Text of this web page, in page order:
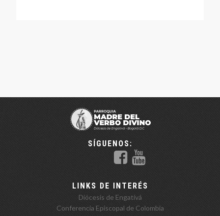
SÍGUENOS:
LINKS DE INTERÉS
Diócesis de Engativá
Conferencia Episcopal de Colombia